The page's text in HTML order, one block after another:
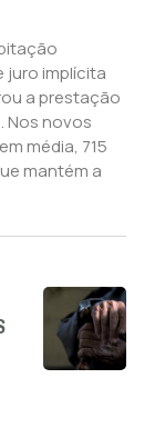
juro implícita
a prestação
Nos novos
média, 715
mantém a